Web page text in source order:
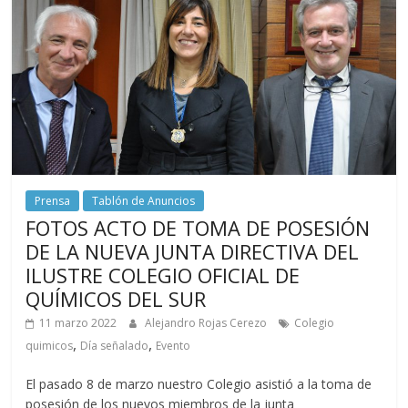
Prensa Tablón de Anuncios
FOTOS ACTO DE TOMA DE POSESIÓN
DE LA NUEVA JUNTA DIRECTIVA DEL
ILUSTRE COLEGIO OFICIAL DE
QUÍMICOS DEL SUR
11 marzo 2022 Alejandro Rojas Cerezo
Colegio
quimicos, Día señalado, Evento
El pasado 8 de marzo nuestro Colegio asistió a la toma de
posesión de los nuevos miembros de la junta